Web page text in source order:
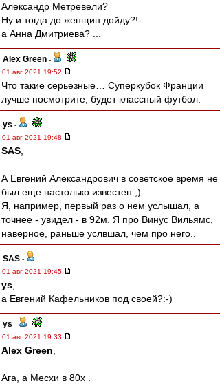
Александр Метревели?
Ну и тогда до женщин дойду?!-
а Анна Дмитриева? ...
Alex Green -
01 авг 2021 19:52
Что такие серьезные… Суперкубок Франции
лучше посмотрите, будет классный футбол.
ys -
01 авг 2021 19:48
SAS
А Евгений Александрович в советское время не
был еще настолько известен ;)
Я, например, первый раз о нем услышал, а
точнее - увидел - в 92м. Я про Винус Вильямс,
наверное, раньше услвшал, чем про него..
SAS -
01 авг 2021 19:45
ys
а Евгений Кафельников под своей?:-)
ys -
01 авг 2021 19:33
Alex Green
Ага, а Месхи в 80х .